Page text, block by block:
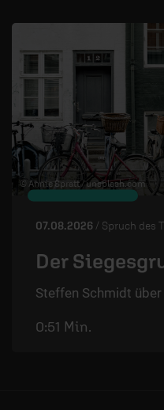
© Annie Spratt /unsplash.com
07.08.2026 / Spruch des
Der
Steffen Schmidt
0:51 Min.